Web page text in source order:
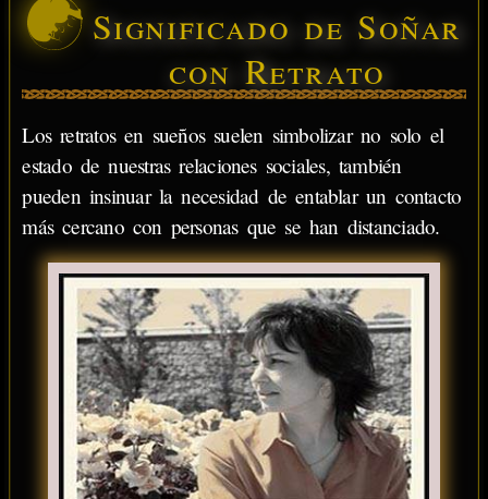
Significado de Soñar
con Retrato
Los retratos en sueños suelen simbolizar no solo el
estado de nuestras relaciones sociales, también
pueden insinuar la necesidad de entablar un contacto
más cercano con personas que se han distanciado.